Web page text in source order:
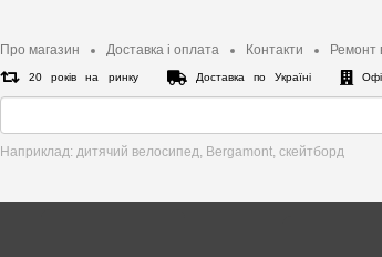
Про магазин Доставка і оплата Контакти Ремонт
20 років на ринку Доставка по Україні
Наприклад: дитячий велосипед, Bergamont, cкейтборд